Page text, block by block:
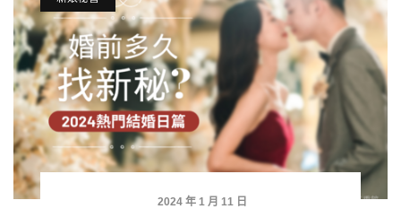
2024 年 1 月 11 日